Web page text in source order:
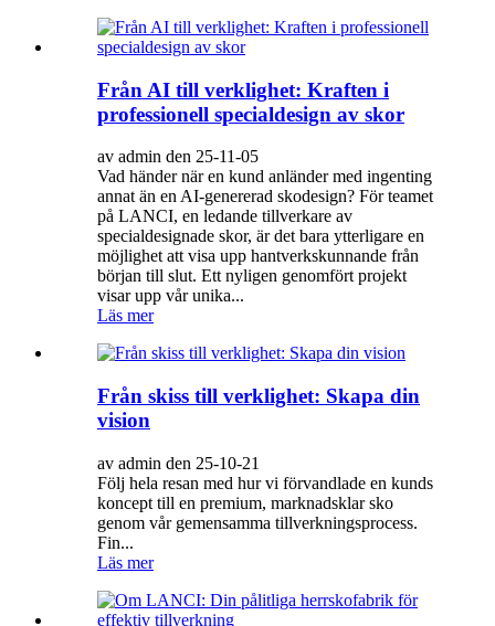
Från AI till verklighet: Kraften i
professionell specialdesign av skor
av admin den 25-11-05
Vad händer när en kund anländer med ingenting
annat än en AI-genererad skodesign? För teamet
på LANCI, en ledande tillverkare av
specialdesignade skor, är det bara ytterligare en
möjlighet att visa upp hantverkskunnande från
början till slut. Ett nyligen genomfört projekt
visar upp vår unika...
Läs mer
Från skiss till verklighet: Skapa din
vision
av admin den 25-10-21
Följ hela resan med hur vi förvandlade en kunds
koncept till en premium, marknadsklar sko
genom vår gemensamma tillverkningsprocess.
Fin...
Läs mer